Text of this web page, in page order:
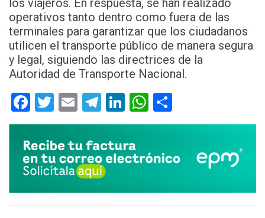
los viajeros. En respuesta, se han realizado
operativos tanto dentro como fuera de las
terminales para garantizar que los ciudadanos
utilicen el transporte público de manera segura
y legal, siguiendo las directrices de la
Autoridad de Transporte Nacional.
Facebook
Twitter
EmailTelegram
LinkedIn
WhatsApp